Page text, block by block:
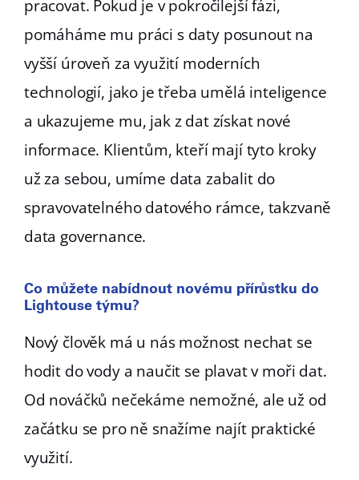
pracovat. Pokud je v pokročilejší fázi,
pomáháme mu práci s daty posunout na
vyšší úroveň za využití moderních
technologií, jako je třeba umělá inteligence
a ukazujeme mu, jak z dat získat nové
informace. Klientům, kteří mají tyto kroky
už za sebou, umíme data zabalit do
spravovatelného datového rámce, takzvaně
data governance.
Co můžete nabídnout novému přírůstku do
Lightouse týmu?
Nový člověk má u nás možnost nechat se
hodit do vody a naučit se plavat v moři dat.
Od nováčků nečekáme nemožné, ale už od
začátku se pro ně snažíme najít praktické
využití.